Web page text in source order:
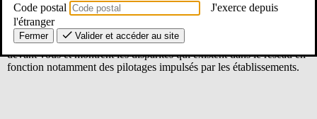
Ces GT (où nous siégeons), tout comme vos témoignages, reflètent
bel et bien les défis de l’inclusion qui se dressent tous les jours
devant vous et montrent les disparités qui existent dans le réseau en
fonction notamment des pilotages impulsés par les établissements.
Code postal
J'exerce depuis
l'étranger
Fermer Valider et accéder au site